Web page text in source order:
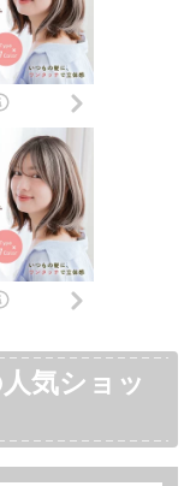
気ショッ